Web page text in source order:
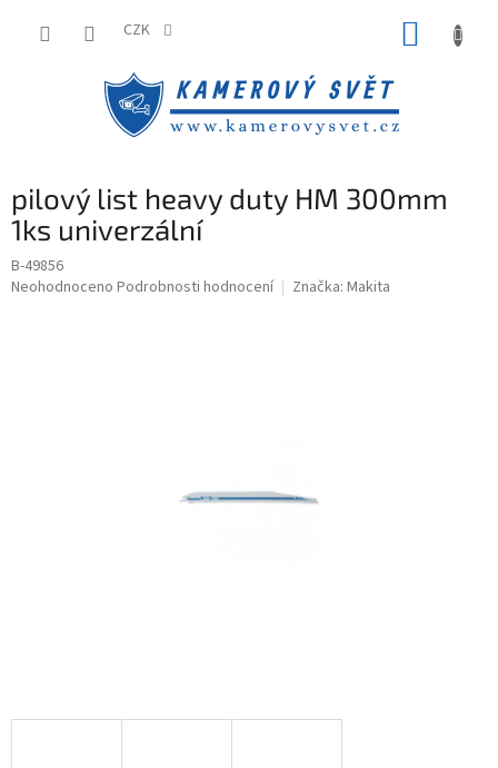
CZK
pilový list heavy duty HM 300mm
1ks univerzální
B-49856
Průměrné
Neohodnoceno Podrobnosti hodnocení Značka: Makita